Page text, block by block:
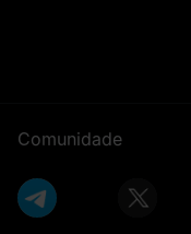
Comunidade